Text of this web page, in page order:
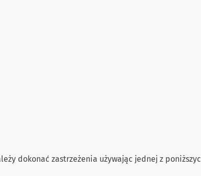
dokonać zastrzeżenia używając jednej z